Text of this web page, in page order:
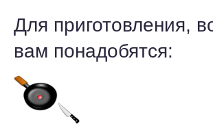
Для приготовления,
вам понадобятся: